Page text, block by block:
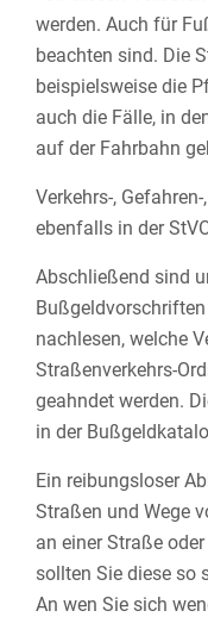
werden. Auch für
beachten sind. Die
beispielsweise die
auch die Fälle, in
auf der Fahrbahn
Verkehrs-,
ebenfalls in der
Abschließend sind
nachlesen, welche
Straßenverkehrs-
geahndet werden.
in der
Ein reibungsloser
Straßen und Wege
an einer Straße
sollten Sie diese so
An wen Sie sich